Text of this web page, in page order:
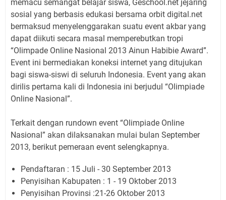
memacu semangat belajar siswa, Geschool.net jejaring
sosial yang berbasis edukasi bersama orbit digital.net
bermaksud menyelenggarakan suatu event akbar yang
dapat diikuti secara masal memperebutkan tropi
“Olimpade Online Nasional 2013 Ainun Habibie Award”.
Event ini bermediakan koneksi internet yang ditujukan
bagi siswa-siswi di seluruh Indonesia. Event yang akan
dirilis pertama kali di Indonesia ini berjudul “Olimpiade
Online Nasional”.
Terkait dengan rundown event “Olimpiade Online
Nasional” akan dilaksanakan mulai bulan September
2013, berikut pemeraan event selengkapnya.
Pendaftaran : 15 Juli - 30 September 2013
Penyisihan Kabupaten : 1 - 19 Oktober 2013
Penyisihan Provinsi :21-26 Oktober 2013